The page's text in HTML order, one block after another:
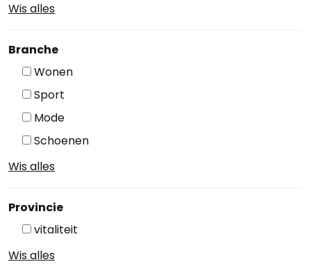
Wis alles
Branche
Wonen
Sport
Mode
Schoenen
Wis alles
Provincie
vitaliteit
Wis alles